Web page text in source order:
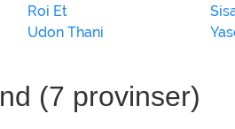
Roi Et
Udon Thani
(7 provinser)